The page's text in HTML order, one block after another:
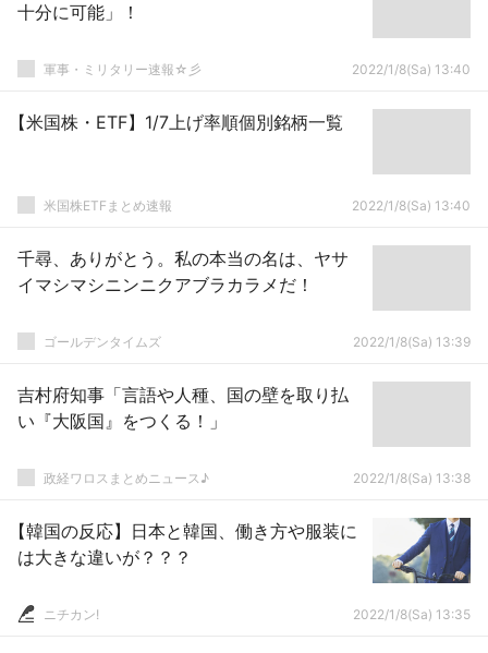
十分に可能」！
軍事・ミリタリー速報☆彡 2022/1/8(Sa) 13:40
【米国株・ETF】1/7上げ率順個別銘柄一覧
米国株ETFまとめ速報 2022/1/8(Sa) 13:40
千尋、ありがとう。私の本当の名は、ヤサ
イマシマシニンニクアブラカラメだ！
ゴールデンタイムズ 2022/1/8(Sa) 13:39
吉村府知事「言語や人種、国の壁を取り払
い『大阪国』をつくる！」
政経ワロスまとめニュース♪ 2022/1/8(Sa) 13:38
【韓国の反応】日本と韓国、働き方や服装に
は大きな違いが？？？
ニチカン! 2022/1/8(Sa) 13:35